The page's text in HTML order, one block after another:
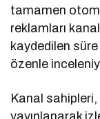
tamamen
reklamları
kaydedilen süre
özenle
Kanal
yayınlanarak